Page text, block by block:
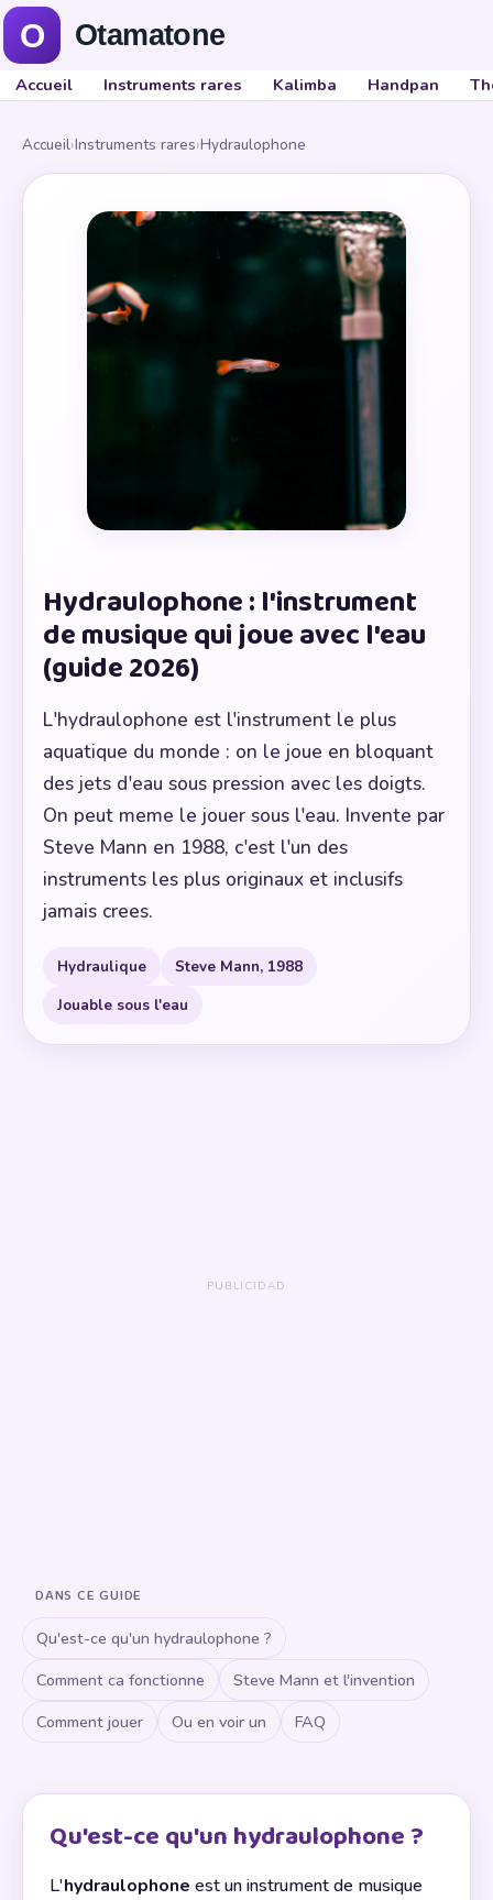
Accueil Instruments rares Kalimba Handpan
Accueil›Instruments rares›Hydraulophone
Hydraulophone : l'instrument
de musique qui joue avec l'eau
(guide 2026)
L'hydraulophone est l'instrument le plus
aquatique du monde : on le joue en bloquant
des jets d'eau sous pression avec les doigts.
On peut meme le jouer sous l'eau. Invente par
Steve Mann en 1988, c'est l'un des
instruments les plus originaux et inclusifs
jamais crees.
Hydraulique
Steve Mann, 1988
Jouable sous l'eau
DANS CE GUIDE
Qu'est-ce qu'un hydraulophone ?
Comment ca fonctionne
Steve Mann et l'invention
Comment jouer
Ou en voir un FAQ
Qu'est-ce qu'un hydraulophone ?
L'hydraulophone est un instrument de musique